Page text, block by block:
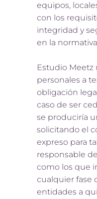
equipos,
con los
integridad y
en la
Estudio Meetz
personales a
obligación
caso de ser
se produciría
solicitando el
expreso para
responsable
como los que
cualquier fase
entidades a